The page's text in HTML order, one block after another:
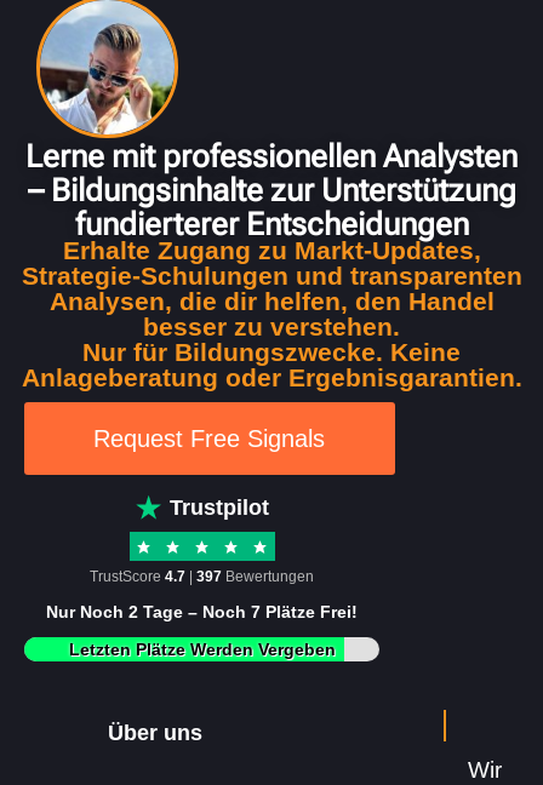
new lp
Lerne mit professionellen Analysten
– Bildungsinhalte zur Unterstützung
fundierterer Entscheidungen
Erhalte Zugang zu Markt-Updates,
Strategie-Schulungen und transparenten
Analysen, die dir helfen, den Handel
besser zu verstehen.
Nur für Bildungszwecke. Keine
Anlageberatung oder Ergebnisgarantien.
Request Free Signals
Trustpilot
TrustScore4.7 |397 Bewertungen
Nur Noch 2 Tage – Noch 7 Plätze Frei!
Letzten Plätze Werden Vergeben
Über uns
Wir